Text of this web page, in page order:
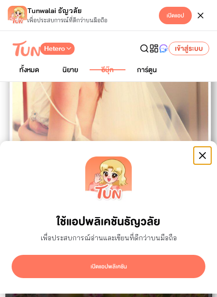
Tunwalai ธัญวลัย
เพื่อประสบการณ์ที่ดีกว่าบนมือถือ เปิดแอป
ใช้แอปพลิเคชันธัญวลัย
เพื่อประสบการณ์อ่านและเขียนที่ดีกว่าบนมือถือ
เปิดแอปพลิเคชัน
Hetero
เข้าสู่ระบบ
ทั้งหมด
นิยาย อีบุ๊ก การ์ตูน